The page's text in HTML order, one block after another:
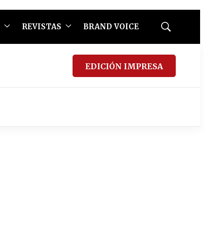
REVISTAS BRAND VOICE
Mostrar
EDICIÓN IMPRESA